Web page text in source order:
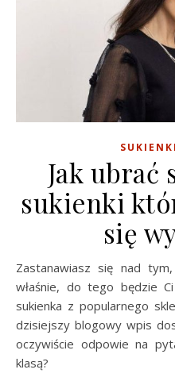
Jak ubrać
sukienki
się
Zastanawiasz się nad tym, jak ubrać się z klasą? No
właśnie, do tego będzie
sukienka z popularnego
dzisiejszy blogowy wpis
oczywiście odpowie na
klasą?